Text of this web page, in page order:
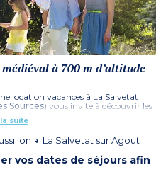
à 700 m d’altitude
location vacances à La Salvetat
Sources) vous invite à découvrir les
d’altitude, ce village médiéval
Résolument tournée vers la
des infrastructures de loisirs.
ensoleillées. De nombreuses
à vous pendant votre
suite
La Salvetat sur Agout
vos dates de séjours afin